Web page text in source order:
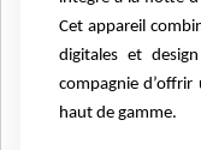
Cet appareil
digitales et
compagnie d’offrir
haut de gamme.